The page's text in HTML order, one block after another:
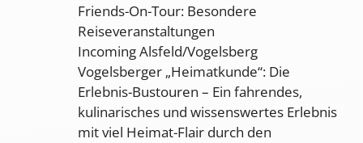
Friends-On-Tour: Besondere
Reiseveranstaltungen
Incoming Alsfeld/Vogelsberg
Vogelsberger „Heimatkunde“: Die
Erlebnis-Bustouren – Ein fahrendes,
kulinarisches und wissenswertes Erlebnis
mit viel Heimat-Flair durch den